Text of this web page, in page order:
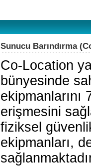
Sunucu Barındırma
Co-Location
bünyesinde
erişmesini
fiziksel
ekipmanları,